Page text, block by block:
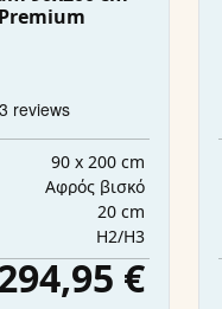
90 x 200 cm
Αφρός βισκό
20 cm
H2/H3
€